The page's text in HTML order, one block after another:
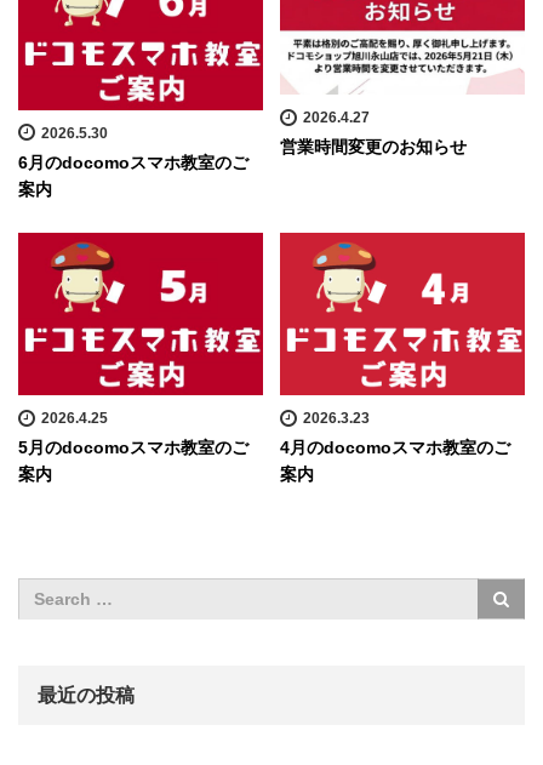
2026.5.30
6月のdocomoスマホ教室のご
案内
2026.4.27
営業時間変更のお知らせ
2026.4.25
5月のdocomoスマホ教室のご
案内
2026.3.23
4月のdocomoスマホ教室のご
案内
最近の投稿